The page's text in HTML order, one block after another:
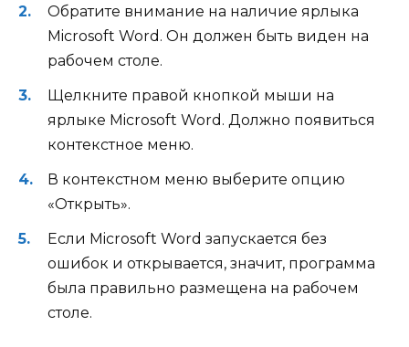
Обратите внимание на наличие ярлыка
Microsoft Word. Он должен быть виден на
рабочем столе.
Щелкните правой кнопкой мыши на
ярлыке Microsoft Word. Должно появиться
контекстное меню.
В контекстном меню выберите опцию
«Открыть».
Если Microsoft Word запускается без
ошибок и открывается, значит, программа
была правильно размещена на рабочем
столе.